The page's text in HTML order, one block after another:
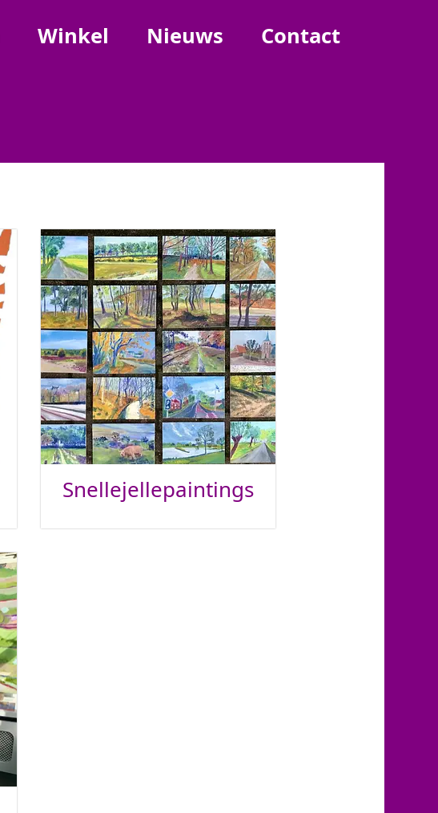
Winkel Nieuws Contact
Snellejellepaintings